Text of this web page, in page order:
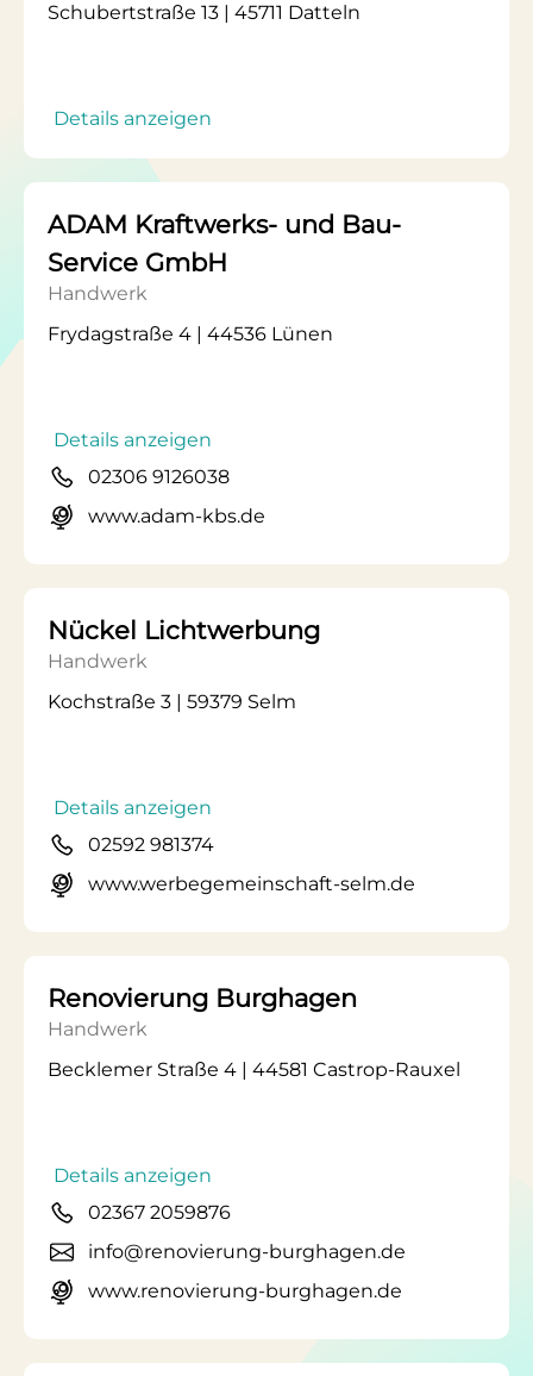
Schubertstraße 13 | 45711 Datteln
Details anzeigen
ADAM Kraftwerks- und Bau-
Service GmbH
Handwerk
Frydagstraße 4 | 44536 Lünen
Details anzeigen
02306 9126038
www.adam-kbs.de
Nückel Lichtwerbung
Handwerk
Kochstraße 3 | 59379 Selm
Details anzeigen
02592 981374
www.werbegemeinschaft-selm.de
Renovierung Burghagen
Handwerk
Becklemer Straße 4 | 44581 Castrop-Rauxel
Details anzeigen
02367 2059876
info@renovierung-burghagen.de
www.renovierung-burghagen.de